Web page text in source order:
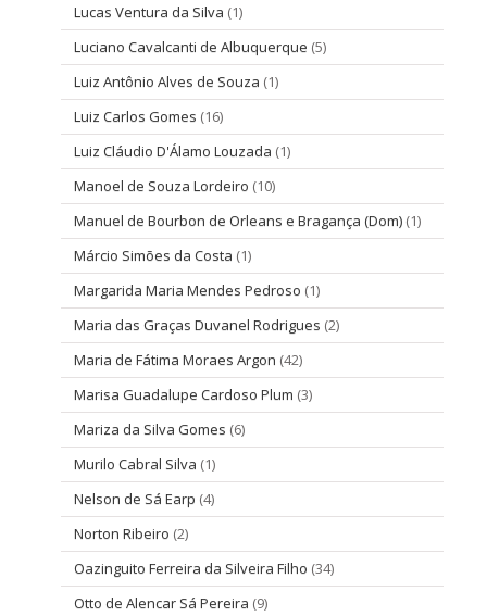
Lucas Ventura da Silva (1)
Luciano Cavalcanti de Albuquerque (5)
Luiz Antônio Alves de Souza (1)
Luiz Carlos Gomes (16)
Luiz Cláudio D'Álamo Louzada (1)
Manoel de Souza Lordeiro (10)
Manuel de Bourbon de Orleans e Bragança (Dom) (1)
Márcio Simões da Costa (1)
Margarida Maria Mendes Pedroso (1)
Maria das Graças Duvanel Rodrigues (2)
Maria de Fátima Moraes Argon (42)
Marisa Guadalupe Cardoso Plum (3)
Mariza da Silva Gomes (6)
Murilo Cabral Silva (1)
Nelson de Sá Earp (4)
Norton Ribeiro (2)
Oazinguito Ferreira da Silveira Filho (34)
Otto de Alencar Sá Pereira (9)